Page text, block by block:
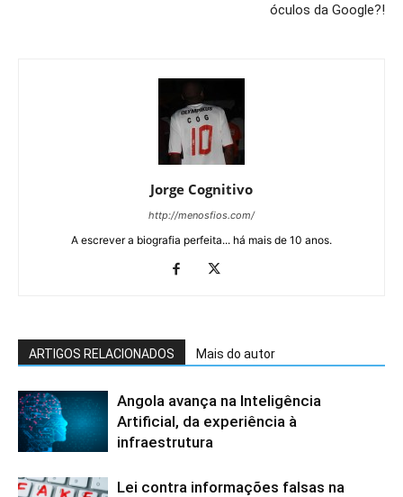
óculos da Google?!
Jorge Cognitivo
http://menosfios.com/
A escrever a biografia perfeita... há mais de 10 anos.
ARTIGOS RELACIONADOS Mais do autor
Angola avança na Inteligência
Artificial, da experiência à
infraestrutura
Lei contra informações falsas na